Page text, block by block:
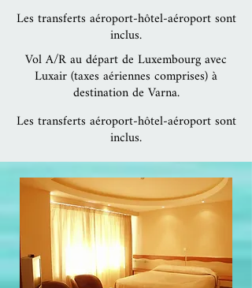
Les transferts aéroport-hôtel-aéroport sont
inclus.
Vol A/R au départ de Luxembourg avec
Luxair (taxes aériennes comprises) à
destination de Varna.
Les transferts aéroport-hôtel-aéroport sont
inclus.